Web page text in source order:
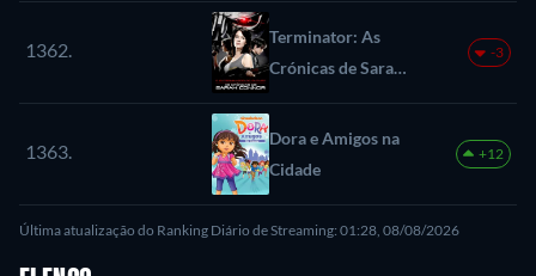
1362.
Terminator: As
Crónicas de Sarah
Connor
-3
1363.
Dora e Amigos na
Cidade
+12
Última atualização do Ranking Diário de Streaming: 01:28, 08/08/2026